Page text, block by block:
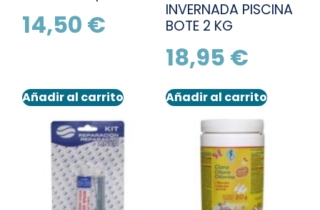
14,50 €
Añadir al carrito
INVERNADA PISCINA
BOTE 2 KG
18,95 €
Añadir al carrito